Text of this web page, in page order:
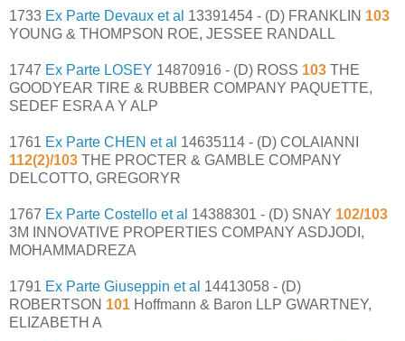
1733 Ex Parte Devaux et al 13391454 - (D) FRANKLIN 103
YOUNG & THOMPSON ROE, JESSEE RANDALL
1747 Ex Parte LOSEY 14870916 - (D) ROSS 103 THE
GOODYEAR TIRE & RUBBER COMPANY PAQUETTE,
SEDEF ESRA A Y ALP
1761 Ex Parte CHEN et al 14635114 - (D) COLAIANNI
112(2)/103 THE PROCTER & GAMBLE COMPANY
DELCOTTO, GREGORYR
1767 Ex Parte Costello et al 14388301 - (D) SNAY 102/103
3M INNOVATIVE PROPERTIES COMPANY ASDJODI,
MOHAMMADREZA
1791 Ex Parte Giuseppin et al 14413058 - (D)
ROBERTSON 101 Hoffmann & Baron LLP GWARTNEY,
ELIZABETH A